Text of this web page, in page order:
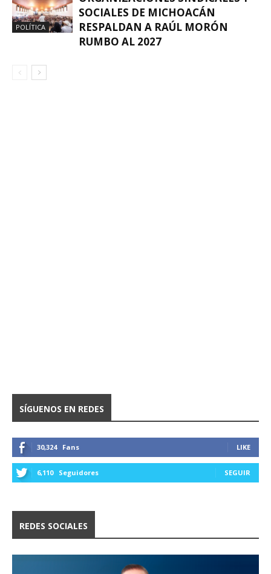
POLÍTICA
SOCIALES DE MICHOACÁN
RESPALDAN A RAÚL MORÓN
RUMBO AL 2027
SÍGUENOS EN REDES
30,324 Fans LIKE
6,110 Seguidores SEGUIR
REDES SOCIALES